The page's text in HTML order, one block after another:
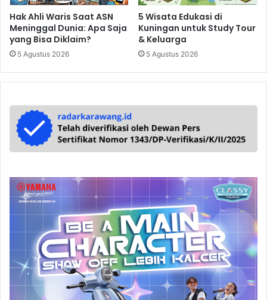
Hak Ahli Waris Saat ASN
Meninggal Dunia: Apa Saja
yang Bisa Diklaim?
5 Agustus 2026
5 Wisata Edukasi di
Kuningan untuk Study Tour
& Keluarga
5 Agustus 2026